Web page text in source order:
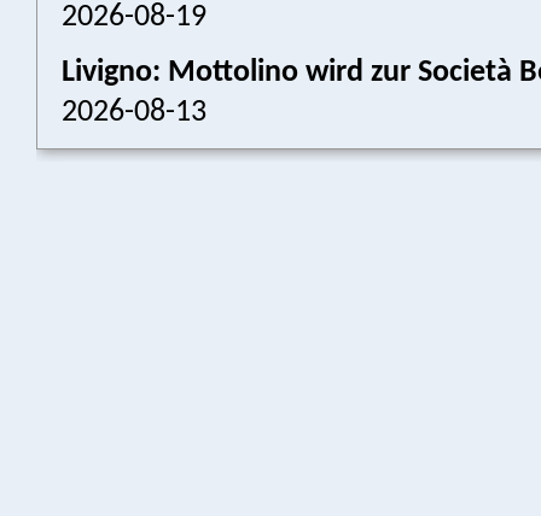
2026-08-19
Livigno: Mottolino wird zur Società
2026-08-13